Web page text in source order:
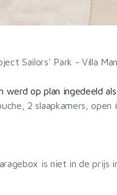
Sailors' Park - Villa
op plan ingedeeld
2 slaapkamers,
is niet in de prijs